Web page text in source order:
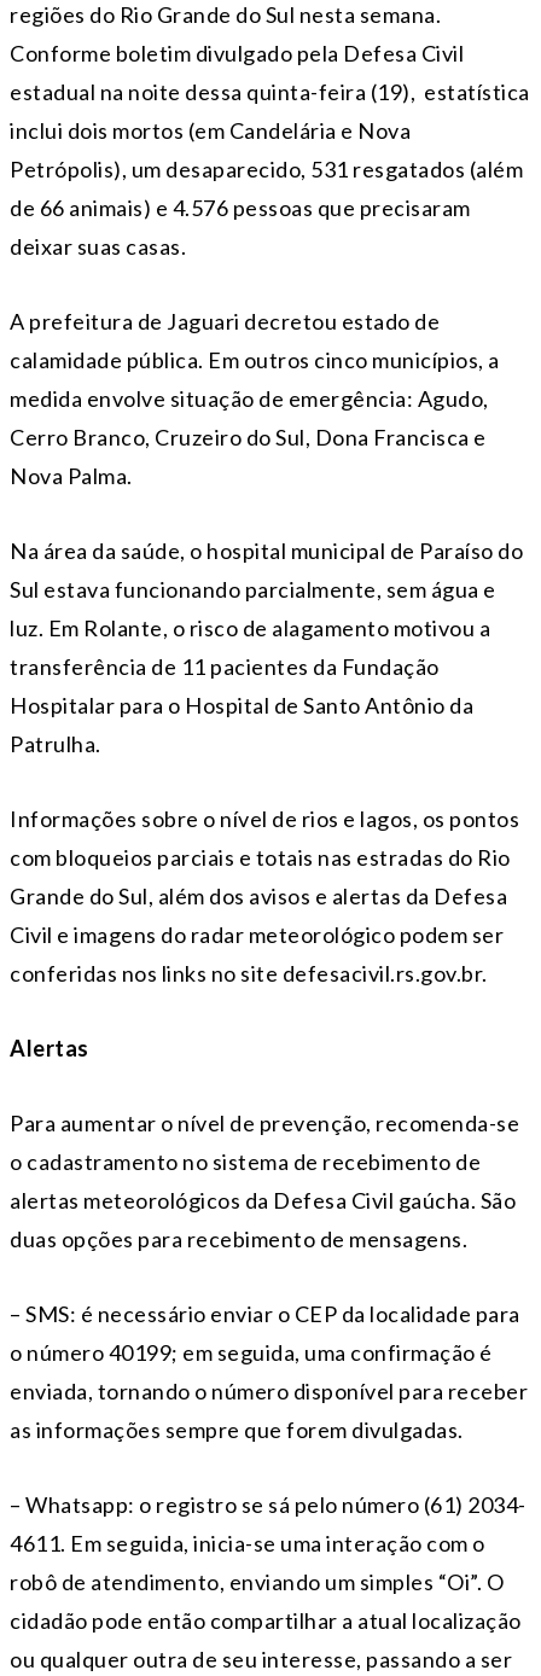
regiões do Rio Grande do Sul nesta semana.
Conforme boletim divulgado pela Defesa Civil
estadual na noite dessa quinta-feira (19), estatística
inclui dois mortos (em Candelária e Nova
Petrópolis), um desaparecido, 531 resgatados (além
de 66 animais) e 4.576 pessoas que precisaram
deixar suas casas.
A prefeitura de Jaguari decretou estado de
calamidade pública. Em outros cinco municípios, a
medida envolve situação de emergência: Agudo,
Cerro Branco, Cruzeiro do Sul, Dona Francisca e
Nova Palma.
Na área da saúde, o hospital municipal de Paraíso do
Sul estava funcionando parcialmente, sem água e
luz. Em Rolante, o risco de alagamento motivou a
transferência de 11 pacientes da Fundação
Hospitalar para o Hospital de Santo Antônio da
Patrulha.
Informações sobre o nível de rios e lagos, os pontos
com bloqueios parciais e totais nas estradas do Rio
Grande do Sul, além dos avisos e alertas da Defesa
Civil e imagens do radar meteorológico podem ser
conferidas nos links no site defesacivil.rs.gov.br.
Alertas
Para aumentar o nível de prevenção, recomenda-se
o cadastramento no sistema de recebimento de
alertas meteorológicos da Defesa Civil gaúcha. São
duas opções para recebimento de mensagens.
– SMS: é necessário enviar o CEP da localidade para
o número 40199; em seguida, uma confirmação é
enviada, tornando o número disponível para receber
as informações sempre que forem divulgadas.
– Whatsapp: o registro se sá pelo número (61) 2034-
4611. Em seguida, inicia-se uma interação com o
robô de atendimento, enviando um simples “Oi”. O
cidadão pode então compartilhar a atual localização
ou qualquer outra de seu interesse, passando a ser